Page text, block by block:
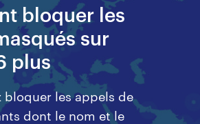
bloquer les
sur
plus
bloquer les appels de
dont le nom et le